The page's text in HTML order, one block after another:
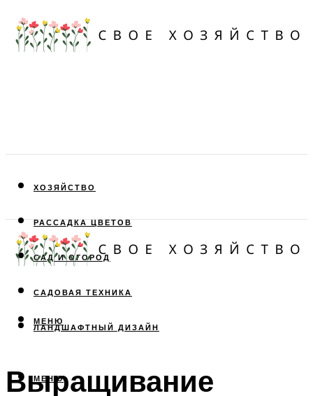
ХОЗЯЙСТВО
РАССАДКА ЦВЕТОВ
САД И ОГОРОД
САДОВАЯ ТЕХНИКА
ЛАНДШАФТНЫЙ ДИЗАЙН
МЕНЮ
МЕНЮ
Выращивание